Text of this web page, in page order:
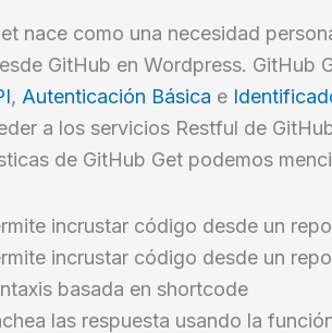
nace como una necesidad
GitHub en Wordpress. GitHub
, Autenticación Básica e
a los servicios Restful de
de GitHub Get podemos
incrustar código desde un
incrustar código desde un
basada en shortcode
las respuesta usando la